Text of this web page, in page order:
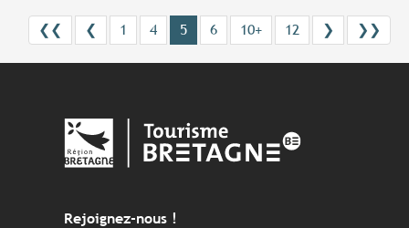
❮❮ ❮ 1 4 5 6 10+ 12 ❯ ❯❯
Rejoignez-nous !